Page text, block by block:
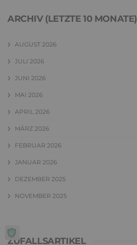
ARCHIV (LETZTE 10 MONATE)
AUGUST 2026
JULI 2026
JUNI 2026
MAI 2026
APRIL 2026
MÄRZ 2026
FEBRUAR 2026
JANUAR 2026
DEZEMBER 2025
NOVEMBER 2025
ZUFALLSARTIKEL